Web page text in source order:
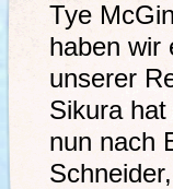
Tye
haben wir
unserer
Sikura
nun nach